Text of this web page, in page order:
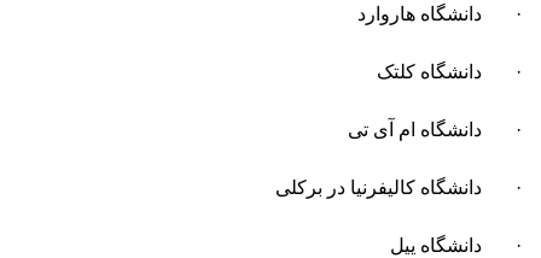
· دانشگاه هاروارد
· دانشگاه کلتک
· دانشگاه ام آی تی
· دانشگاه کالیفرنیا در برکلی
· دانشگاه ییل